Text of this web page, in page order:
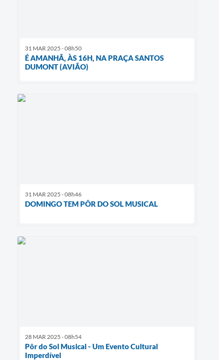
31 MAR 2025 - 08h50
É AMANHÃ, ÀS 16H, NA PRAÇA SANTOS
DUMONT (AVIÃO)
31 MAR 2025 - 08h46
DOMINGO TEM PÔR DO SOL MUSICAL
28 MAR 2025 - 08h54
Pôr do Sol Musical - Um Evento Cultural
Imperdível